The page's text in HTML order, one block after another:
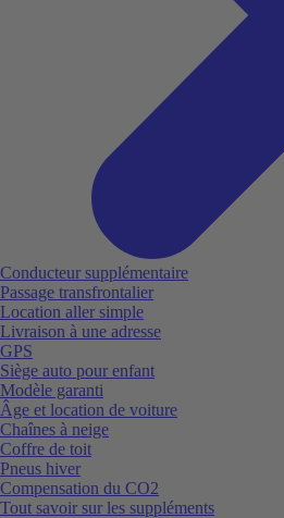
Conducteur supplémentaire
Passage transfrontalier
Location aller simple
Livraison à une adresse
GPS
Siège auto pour enfant
Modèle garanti
Âge et location de voiture
Chaînes à neige
Coffre de toit
Pneus hiver
Compensation du CO2
Tout savoir sur les suppléments